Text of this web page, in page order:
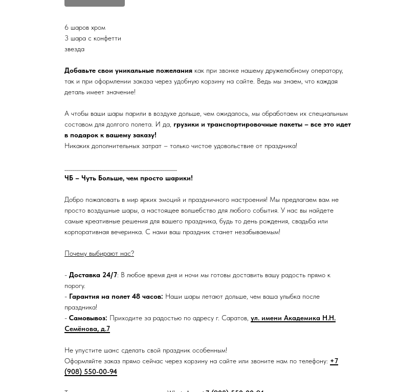
6 шаров хром
3 шара с конфетти
звезда
Добавьте свои уникальные пожелания как при звонке нашему дружелюбному оператору,
так и при оформлении заказа через удобную корзину на сайте. Ведь мы знаем, что каждая
деталь имеет значение!
А чтобы ваши шары парили в воздухе дольше, чем ожидалось, мы обработаем их специальным
составом для долгого полета. И да, грузики и транспортировочные пакеты – все это идет
в подарок к вашему заказу!
Никаких дополнительных затрат – только чистое удовольствие от праздника!
ЧБ – Чуть Больше, чем просто шарики!
Добро пожаловать в мир ярких эмоций и праздничного настроения! Мы предлагаем вам не
просто воздушные шары, а настоящее волшебство для любого события. У нас вы найдете
самые креативные решения для вашего праздника, будь то день рождения, свадьба или
корпоративная вечеринка. С нами ваш праздник станет незабываемым!
Почему выбирают нас?
- Доставка 24/7: В любое время дня и ночи мы готовы доставить вашу радость прямо к
порогу.
- Гарантия на полет 48 часов: Наши шары летают дольше, чем ваша улыбка после
праздника!
- Самовывоз: Приходите за радостью по адресу г. Саратов, ул. имени Академика Н.Н.
Семёнова, д.7
Не упустите шанс сделать свой праздник особенным!
Оформляйте заказ прямо сейчас через корзину на сайте или звоните нам по телефону: +7
(908) 550-00-94